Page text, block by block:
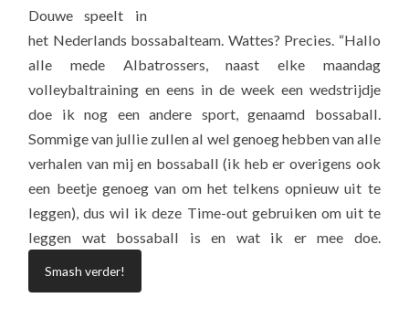
Douwe speelt in
het Nederlands bossabalteam. Wattes? Precies. “Hallo
alle mede Albatrossers, naast elke maandag
volleybaltraining en eens in de week een wedstrijdje
doe ik nog een andere sport, genaamd bossaball.
Sommige van jullie zullen al wel genoeg hebben van alle
verhalen van mij en bossaball (ik heb er overigens ook
een beetje genoeg van om het telkens opnieuw uit te
leggen), dus wil ik deze Time-out gebruiken om uit te
leggen wat bossaball is en wat ik er mee doe.
Smash verder!